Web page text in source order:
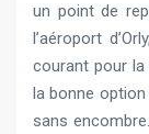
un point de
l’aéroport
courant pour
la bonne
sans